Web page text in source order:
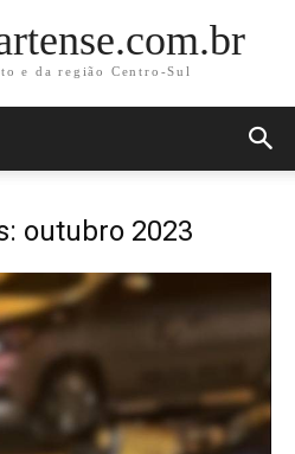
e da região Centro-Sul
outubro 2023